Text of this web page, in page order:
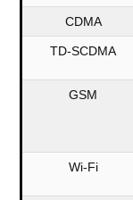
CDMA
TD-SCDMA
GSM
Wi-Fi